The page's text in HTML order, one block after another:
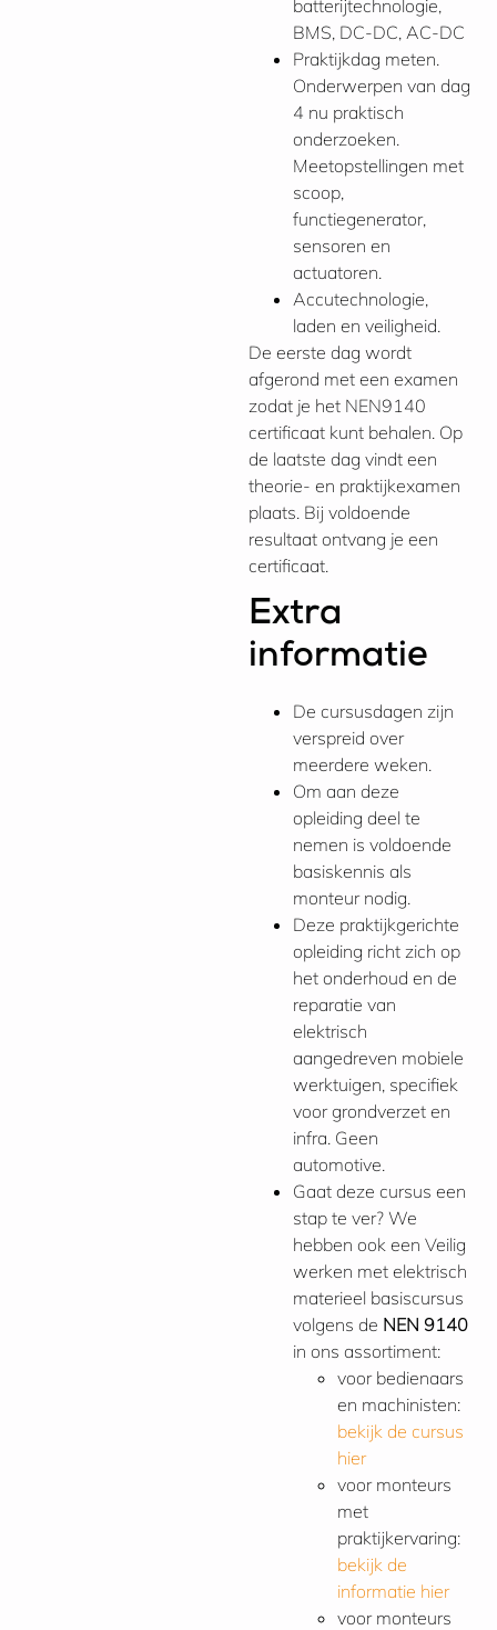
batterijtechnologie,
BMS, DC-DC, AC-DC
Praktijkdag meten.
Onderwerpen van dag
4 nu praktisch
onderzoeken.
Meetopstellingen met
scoop,
functiegenerator,
sensoren en
actuatoren.
Accutechnologie,
laden en veiligheid.
De eerste dag wordt
afgerond met een examen
zodat je het NEN9140
certificaat kunt behalen. Op
de laatste dag vindt een
theorie- en praktijkexamen
plaats. Bij voldoende
resultaat ontvang je een
certificaat.
Extra
informatie
De cursusdagen zijn
verspreid over
meerdere weken.
Om aan deze
opleiding deel te
nemen is voldoende
basiskennis als
monteur nodig.
Deze praktijkgerichte
opleiding richt zich op
het onderhoud en de
reparatie van
elektrisch
aangedreven mobiele
werktuigen, specifiek
voor grondverzet en
infra. Geen
automotive.
Gaat deze cursus een
stap te ver? We
hebben ook een Veilig
werken met elektrisch
materieel basiscursus
volgens de NEN 9140
in ons assortiment:
voor bedienaars
en machinisten:
bekijk de cursus
hier
voor monteurs
met
praktijkervaring:
bekijk de
informatie hier
voor monteurs